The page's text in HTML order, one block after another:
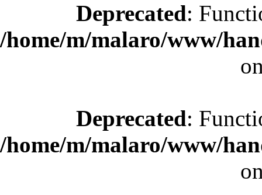
Deprecated:
/home/m/malaro/www/
Deprecated:
/home/m/malaro/www/